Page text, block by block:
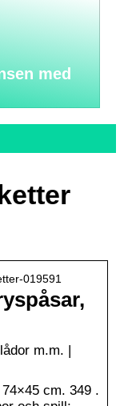
med
019591
m.m. |
cm. 349 .